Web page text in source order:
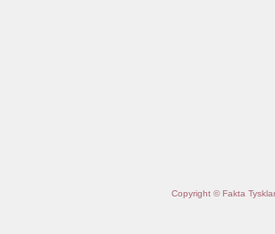
Copyright © Fakta